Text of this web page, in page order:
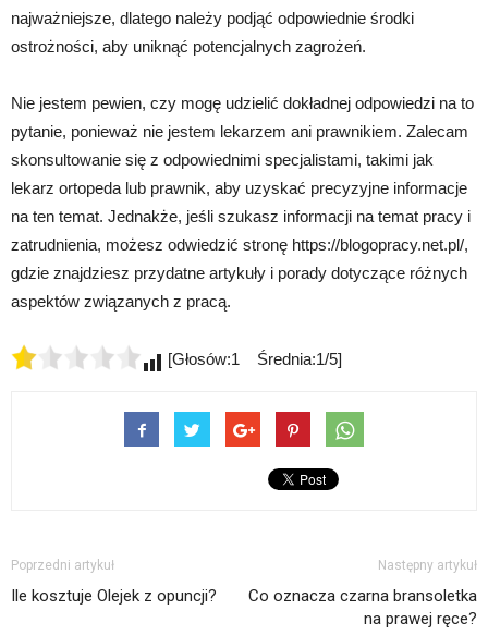
najważniejsze, dlatego należy podjąć odpowiednie środki
ostrożności, aby uniknąć potencjalnych zagrożeń.
Nie jestem pewien, czy mogę udzielić dokładnej odpowiedzi na to
pytanie, ponieważ nie jestem lekarzem ani prawnikiem. Zalecam
skonsultowanie się z odpowiednimi specjalistami, takimi jak
lekarz ortopeda lub prawnik, aby uzyskać precyzyjne informacje
na ten temat. Jednakże, jeśli szukasz informacji na temat pracy i
zatrudnienia, możesz odwiedzić stronę https://blogopracy.net.pl/,
gdzie znajdziesz przydatne artykuły i porady dotyczące różnych
aspektów związanych z pracą.
[Głosów:1 Średnia:1/5]
Poprzedni artykuł
Ile kosztuje Olejek z opuncji?
Następny artykuł
Co oznacza czarna bransoletka
na prawej ręce?